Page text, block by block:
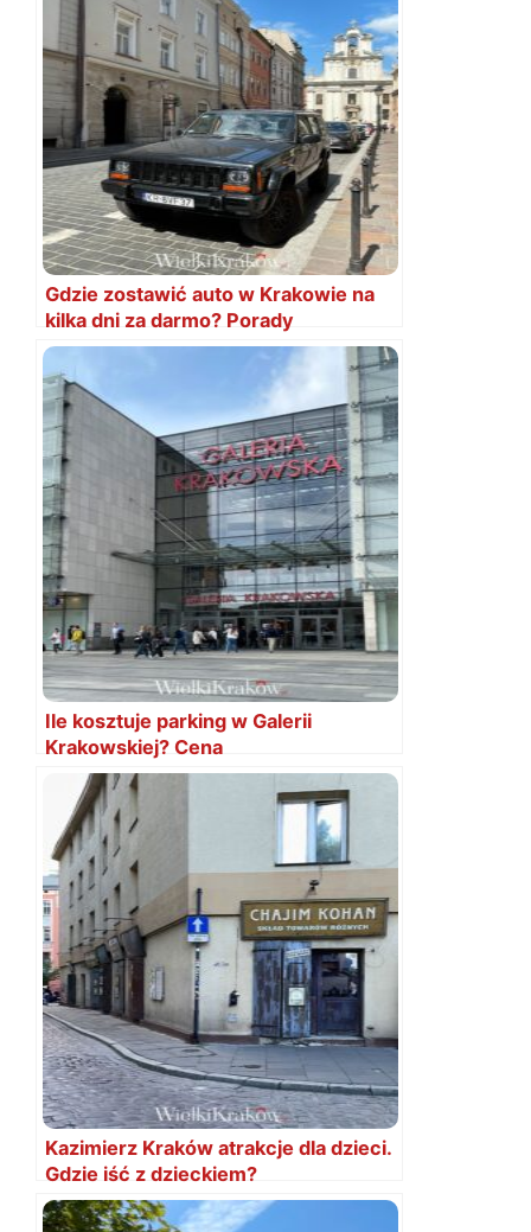
Gdzie zostawić auto w Krakowie na
kilka dni za darmo? Porady
Ile kosztuje parking w Galerii
Krakowskiej? Cena
Kazimierz Kraków atrakcje dla dzieci.
Gdzie iść z dzieckiem?